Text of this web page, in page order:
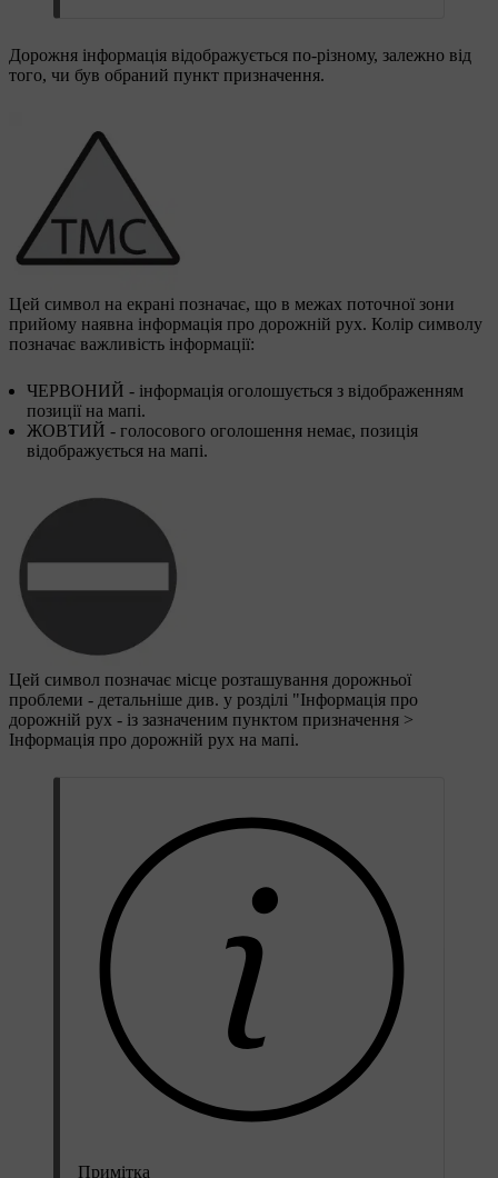
Дорожня інформація відображується по-різному, залежно від
того, чи був обраний пункт призначення.
Цей символ на екрані позначає, що в межах поточної зони
прийому наявна інформація про дорожній рух. Колір символу
позначає важливість інформації:
ЧЕРВОНИЙ - інформація оголошується з відображенням
позиції на мапі.
ЖОВТИЙ - голосового оголошення немає, позиція
відображується на мапі.
Цей символ позначає місце розташування дорожньої
проблеми - детальніше див. у розділі "Інформація про
дорожній рух - із зазначеним пунктом призначення >
Інформація про дорожній рух на мапі.
Примітка